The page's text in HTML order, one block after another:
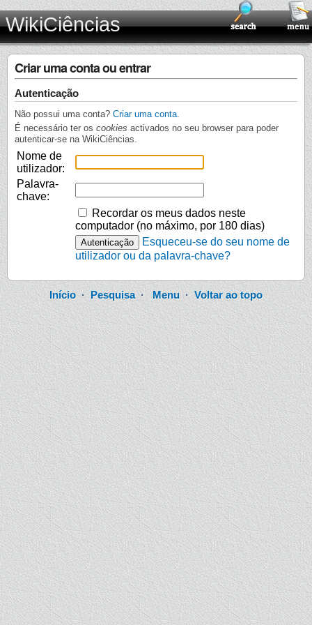
WikiCiências
Criar uma conta ou entrar
Autenticação
Não possui uma conta? Criar uma conta
É necessário ter os cookies activados no seu browser para poder
autenticar-se na WikiCiências.
Nome de
utilizador:
Palavra-
chave:
Recordar os meus dados neste
computador (no máximo, por 180 dias)
Esqueceu-se do seu nome de
utilizador ou da palavra-chave?
Início· Pesquisa·Menu ·Voltar ao topo